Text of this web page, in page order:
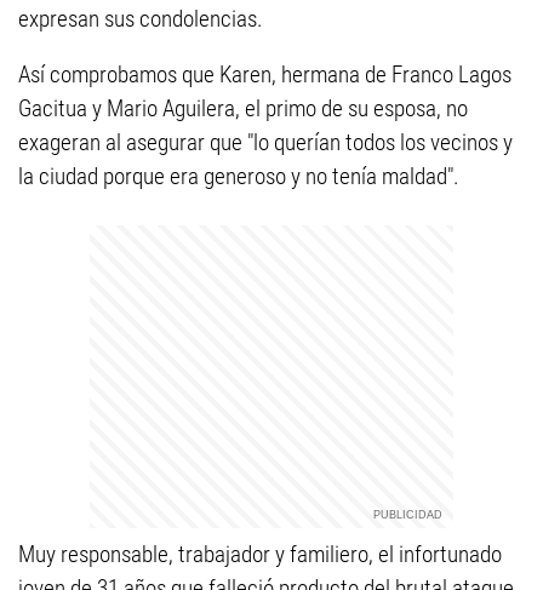
expresan sus condolencias.
Así comprobamos que Karen, hermana de Franco Lagos
Gacitua y Mario Aguilera, el primo de su esposa, no
exageran al asegurar que "lo querían todos los vecinos y
la ciudad porque era generoso y no tenía maldad".
Muy responsable, trabajador y familiero, el infortunado